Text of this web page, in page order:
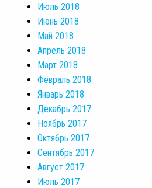
Июль 2018
Июнь 2018
Май 2018
Апрель 2018
Март 2018
Февраль 2018
Январь 2018
Декабрь 2017
Ноябрь 2017
Октябрь 2017
Сентябрь 2017
Август 2017
Июль 2017